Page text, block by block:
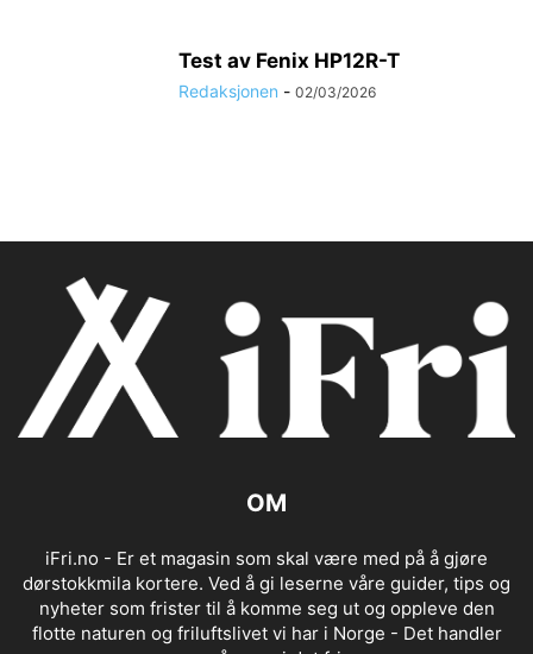
Test av Fenix HP12R-T
Redaksjonen - 02/03/2026
OM
iFri.no - Er et magasin som skal være med på å gjøre
dørstokkmila kortere. Ved å gi leserne våre guider, tips og
nyheter som frister til å komme seg ut og oppleve den
flotte naturen og friluftslivet vi har i Norge - Det handler